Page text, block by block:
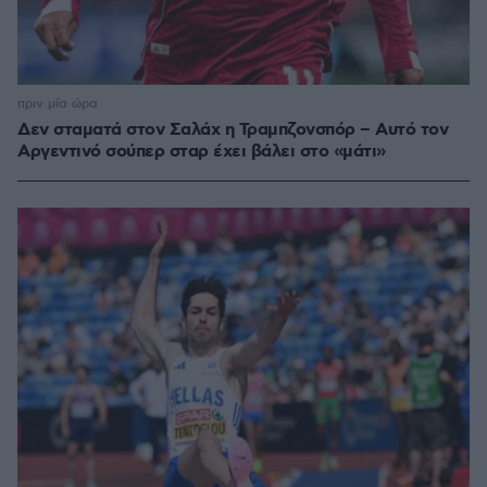
Δεν σταματά στον Σαλάχ η Τραμπζονσπόρ – Αυτό τον
Αργεντινό σούπερ σταρ έχει βάλει στο «μάτι»
πριν μία ώρα